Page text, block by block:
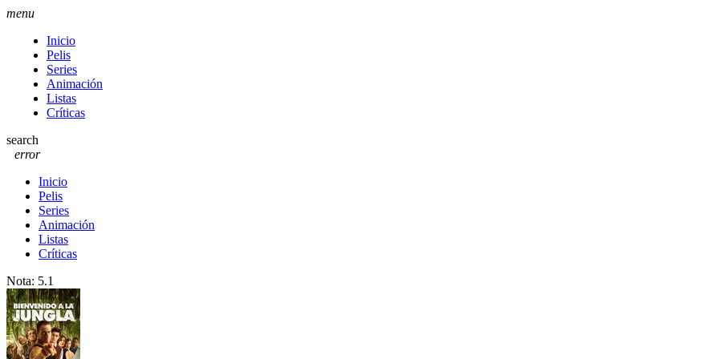
menu
Inicio
Pelis
Series
Animación
Listas
Críticas
search
error
Inicio
Pelis
Series
Animación
Listas
Críticas
Nota: 5.1